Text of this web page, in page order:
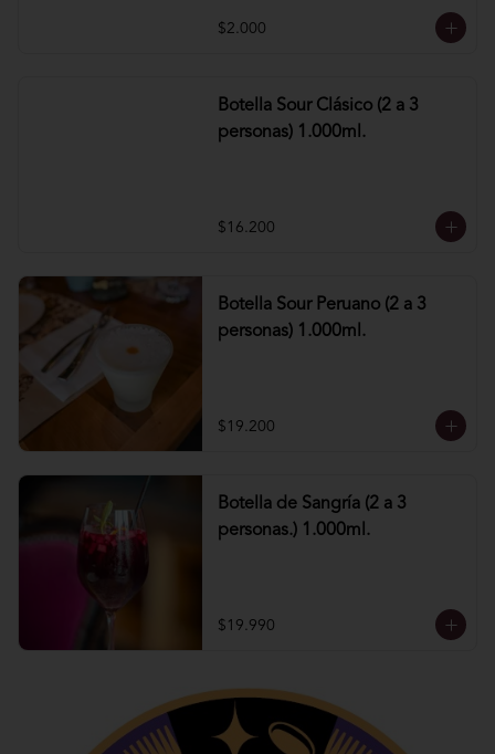
$2.000
Botella Sour Clásico (2 a 3
personas) 1.000ml.
$16.200
Botella Sour Peruano (2 a 3
personas) 1.000ml.
$19.200
Botella de Sangría (2 a 3
personas.) 1.000ml.
$19.990